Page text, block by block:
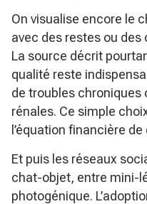
On visualise encore le
avec des restes ou
La source décrit
qualité reste
de troubles
rénales. Ce simple
l’équation financière de
Et puis les réseaux
chat-objet, entre mini-
photogénique.